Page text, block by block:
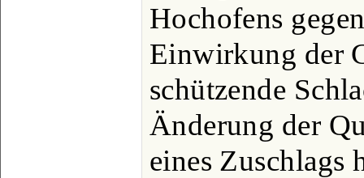
Hochofens
Einwirkung der
schützende
Änderung der
eines Zuschlags